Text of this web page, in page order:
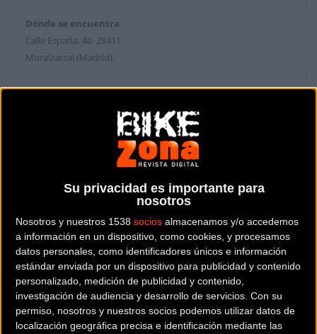
Su privacidad es importante para
nosotros
Nosotros y nuestros 1538 socios almacenamos y/o accedemos
a información en un dispositivo, como cookies, y procesamos
datos personales, como identificadores únicos e información
estándar enviada por un dispositivo para publicidad y contenido
personalizado, medición de publicidad y contenido,
investigación de audiencia y desarrollo de servicios. Con su
permiso, nosotros y nuestros socios podemos utilizar datos de
localización geográfica precisa e identificación mediante las
Dónde se encuentra
Calle España, 40 28411
Moralzarzal (Madrid).
Contactar con la tienda
Web y RRSS de la tienda